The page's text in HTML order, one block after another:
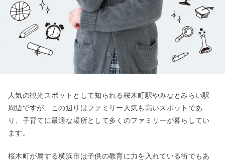
人気の観光スポットとして知られる桜木町駅やみなとみらい駅
周辺ですが、この辺りはファミリー人気も高いスポットであ
り、子育てに最適な場所として多くのファミリーが暮らしてい
ます。
桜木町が属する横浜市は子供の教育に力を入れている街でもあ